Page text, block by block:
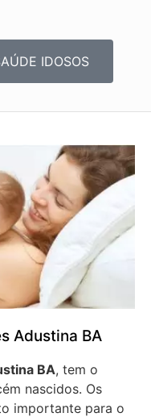
IDOSOS
Adustina BA
BA, tem o
nascidos. Os
importante para o